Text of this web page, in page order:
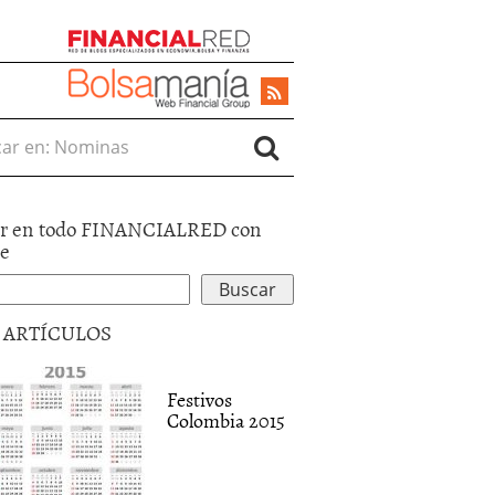
en:
en todo FINANCIALRED con
ARTÍCULOS
Festivos
Colombia 2015